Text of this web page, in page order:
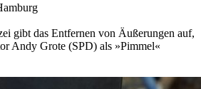
gibt das Entfernen von Äußerungen auf,
Andy Grote (SPD) als »Pimmel«